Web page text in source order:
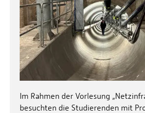
Im Rahmen der Vorlesung
besuchten die Studierenden mit